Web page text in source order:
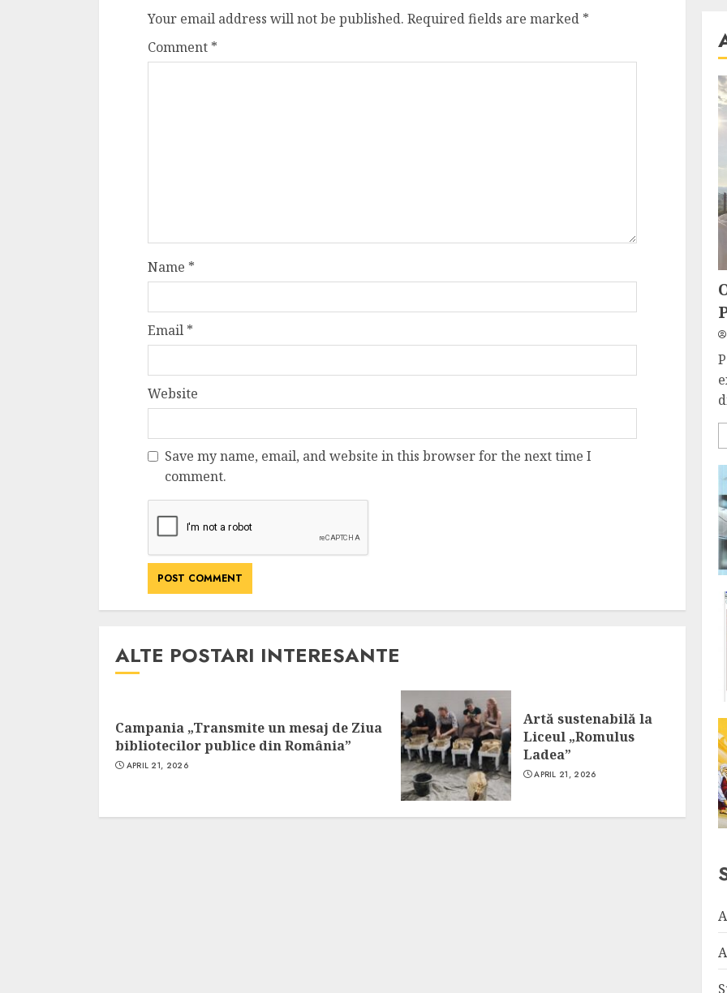
Your email address will not be published. Required fields are marked *
Comment *
Name *
Email *
Website
Save my name, email, and website in this browser for the next time I
comment.
ALTE POSTARI INTERESANTE
Campania „Transmite un mesaj de Ziua
bibliotecilor publice din România”
APRIL 21, 2026
Artă sustenabilă la
Liceul „Romulus
Ladea”
APRIL 21, 2026